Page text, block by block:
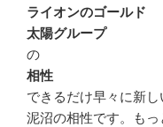
ライオンのゴールド
太陽グループ
の
相性
できるだけ早々に新し
泥沼の相性です。も